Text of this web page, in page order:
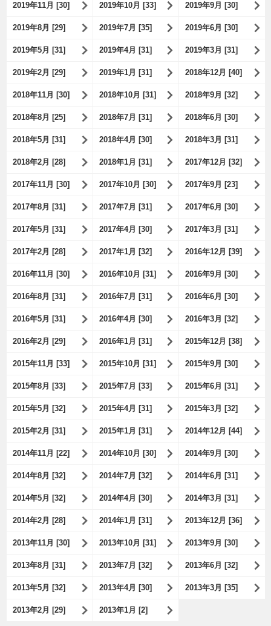
2019年11月 [30] 2019年10月 [33] 2019年9月 [30]
2019年8月 [29] 2019年7月 [35] 2019年6月 [30]
2019年5月 [31] 2019年4月 [31] 2019年3月 [31]
2019年2月 [29] 2019年1月 [31] 2018年12月 [40]
2018年11月 [30] 2018年10月 [31] 2018年9月 [32]
2018年8月 [25] 2018年7月 [31] 2018年6月 [30]
2018年5月 [31] 2018年4月 [30] 2018年3月 [31]
2018年2月 [28] 2018年1月 [31] 2017年12月 [32]
2017年11月 [30] 2017年10月 [30] 2017年9月 [23]
2017年8月 [31] 2017年7月 [31] 2017年6月 [30]
2017年5月 [31] 2017年4月 [30] 2017年3月 [31]
2017年2月 [28] 2017年1月 [32] 2016年12月 [39]
2016年11月 [30] 2016年10月 [31] 2016年9月 [30]
2016年8月 [31] 2016年7月 [31] 2016年6月 [30]
2016年5月 [31] 2016年4月 [30] 2016年3月 [32]
2016年2月 [29] 2016年1月 [31] 2015年12月 [38]
2015年11月 [33] 2015年10月 [31] 2015年9月 [30]
2015年8月 [33] 2015年7月 [33] 2015年6月 [31]
2015年5月 [32] 2015年4月 [31] 2015年3月 [32]
2015年2月 [31] 2015年1月 [31] 2014年12月 [44]
2014年11月 [22] 2014年10月 [30] 2014年9月 [30]
2014年8月 [32] 2014年7月 [32] 2014年6月 [31]
2014年5月 [32] 2014年4月 [30] 2014年3月 [31]
2014年2月 [28] 2014年1月 [31] 2013年12月 [36]
2013年11月 [30] 2013年10月 [31] 2013年9月 [30]
2013年8月 [31] 2013年7月 [32] 2013年6月 [32]
2013年5月 [32] 2013年4月 [30] 2013年3月 [35]
2013年2月 [29] 2013年1月 [2]